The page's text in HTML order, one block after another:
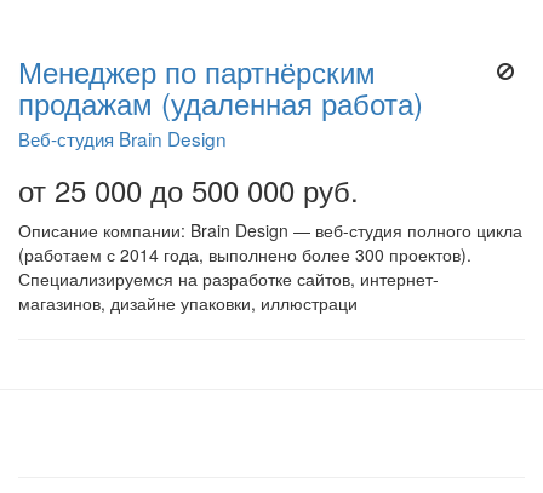
Менеджер по партнёрским
продажам (удаленная работа)
Веб-студия Brain Design
от 25 000 до 500 000 руб.
Описание компании: Brain Design — веб-студия полного цикла
(работаем с 2014 года, выполнено более 300 проектов).
Специализируемся на разработке сайтов, интернет-
магазинов, дизайне упаковки, иллюстраци